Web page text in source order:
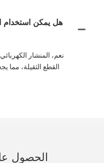
هل يمكن استخدام
نعم، المنشار
القطع الثقيلة، مما
الحصول